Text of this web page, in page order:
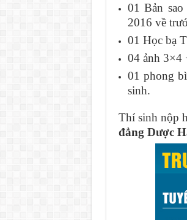
01 Bản
2016 về
01 Học bạ
04 ảnh 3×4
01 phong
sinh.
Thí sinh nộp
đẳng Dược